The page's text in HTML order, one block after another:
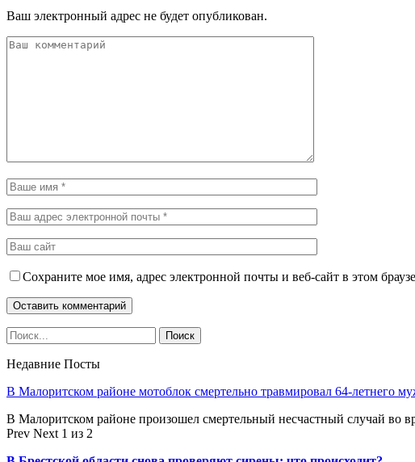
Ваш электронный адрес не будет опубликован.
Сохраните мое имя, адрес электронной почты и веб-сайт в этом
Недавние Посты
В Малоритском районе мотоблок смертельно травмировал 64-летнего
В Малоритском районе произошел смертельный несчастный случай во
Prev Next 1 из 2